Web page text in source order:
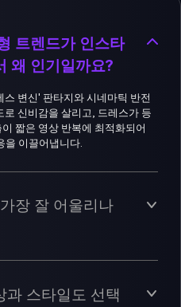
트렌드가 인스타
왜 인기일까요?
변신' 판타지와 시네마틱 반전
신비감을 살리고, 드레스가 등
짧은 영상 반복에 최적화되어
을 이끌어냅니다.
장 잘 어울리나
과 스타일도 선택